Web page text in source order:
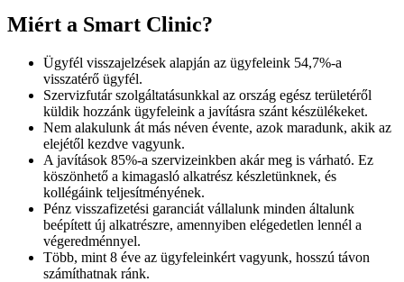
Miért a Smart Clinic?
Ügyfél visszajelzések alapján az ügyfeleink 54,7%-a
visszatérő ügyfél.
Szervizfutár szolgáltatásunkkal az ország egész területéről
küldik hozzánk ügyfeleink a javításra szánt készülékeket.
Nem alakulunk át más néven évente, azok maradunk, akik az
elejétől kezdve vagyunk.
A javítások 85%-a szervizeinkben akár meg is várható. Ez
köszönhető a kimagasló alkatrész készletünknek, és
kollégáink teljesítményének.
Pénz visszafizetési garanciát vállalunk minden általunk
beépített új alkatrészre, amennyiben elégedetlen lennél a
végeredménnyel.
Több, mint 8 éve az ügyfeleinkért vagyunk, hosszú távon
számíthatnak ránk.